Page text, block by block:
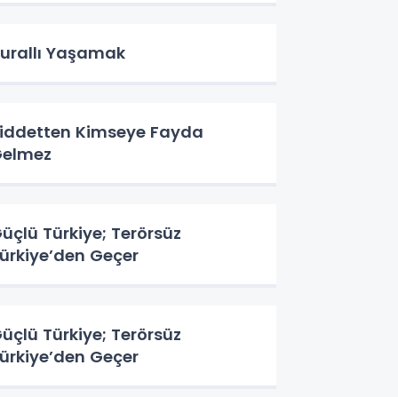
Yaşamak
Kimseye Fayda
Türkiye; Terörsüz
Geçer
Türkiye; Terörsüz
Geçer